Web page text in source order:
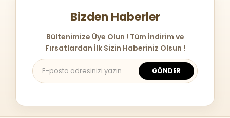
Bizden Haberler
Bültenimize Üye Olun ! Tüm İndirim ve
Fırsatlardan İlk Sizin Haberiniz Olsun !
GÖNDER